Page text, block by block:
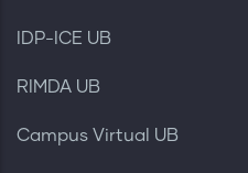
IDP-ICE UB
RIMDA UB
Campus Virtual UB